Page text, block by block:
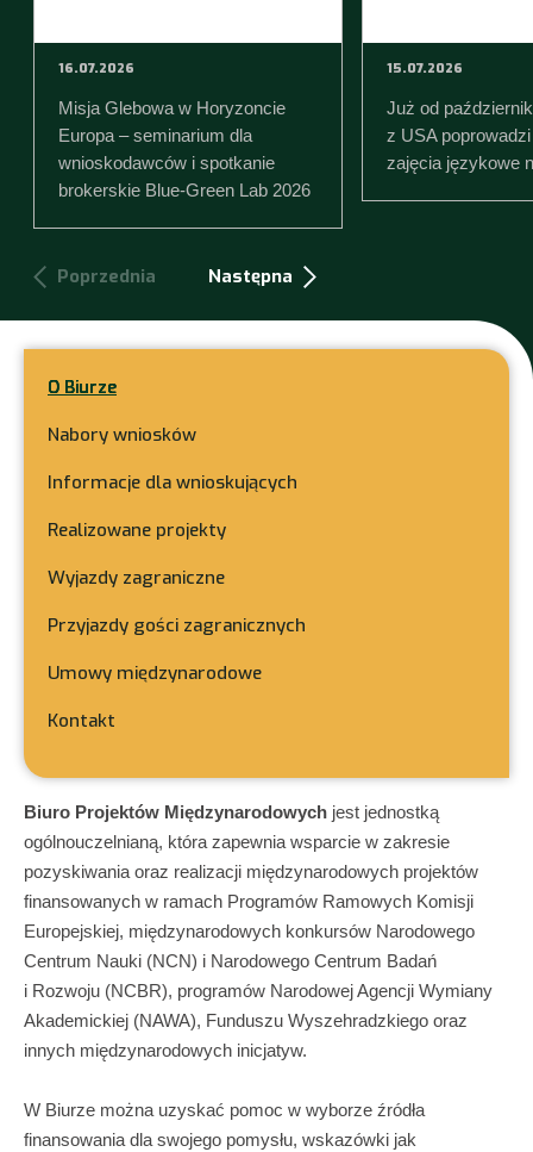
Poprzednia
16.07.2026
Misja Glebowa w Horyzoncie
Europa – seminarium dla
wnioskodawców i spotkanie
brokerskie Blue-Green Lab 2026
15.07.2026
Już od
z USA poprowadzi
zajęcia językowe
Następna
O Biurze
Nabory wniosków
Informacje dla wnioskujących
Realizowane projekty
Wyjazdy zagraniczne
Przyjazdy gości zagranicznych
Umowy międzynarodowe
Kontakt
Biuro Projektów Międzynarodowych jest jednostką
ogólnouczelnianą, która zapewnia wsparcie w zakresie
pozyskiwania oraz realizacji międzynarodowych projektów
finansowanych w ramach Programów Ramowych Komisji
Europejskiej, międzynarodowych konkursów Narodowego
Centrum Nauki (NCN) i Narodowego Centrum Badań
i Rozwoju (NCBR), programów Narodowej Agencji Wymiany
Akademickiej (NAWA), Funduszu Wyszehradzkiego oraz
innych międzynarodowych inicjatyw.
W Biurze można uzyskać pomoc w wyborze źródła
finansowania dla swojego pomysłu, wskazówki jak